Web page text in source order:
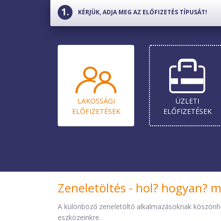
KÉRJÜK, ADJA MEG AZ ELŐFIZETÉS TÍPUSÁT!
LAKOSSÁGI
ELŐ­FIZETÉSEK
ÜZLETI
ELŐ­FIZETÉSEK
Zeneletöltés - hol? hogyan?
A különböző zeneletöltő alkalmazásoknak
eszközeinkre.